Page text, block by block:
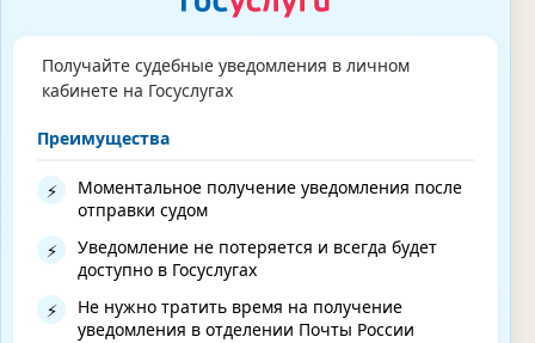
Получайте судебные уведомления в личном
кабинете на Госуслугах
Преимущества
⚡
Моментальное получение уведомления после
отправки судом
⚡
Уведомление не потеряется и всегда будет
доступно в Госуслугах
⚡
Не нужно тратить время на получение
уведомления в отделении Почты России